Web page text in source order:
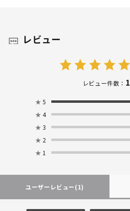
レビュー
レビュー件数： 1
★ 5
★ 4
★ 3
★ 2
★ 1
ユーザーレビュー(1)